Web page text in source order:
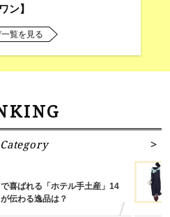
ワン】
覧を見る
で喜ばれる「ホテル手土産」14
伝わる逸品は？